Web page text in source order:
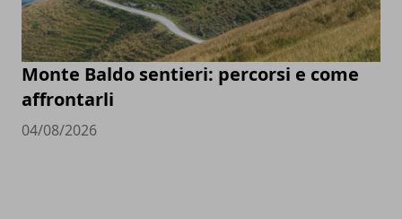
Monte Baldo sentieri: percorsi e come
affrontarli
04/08/2026